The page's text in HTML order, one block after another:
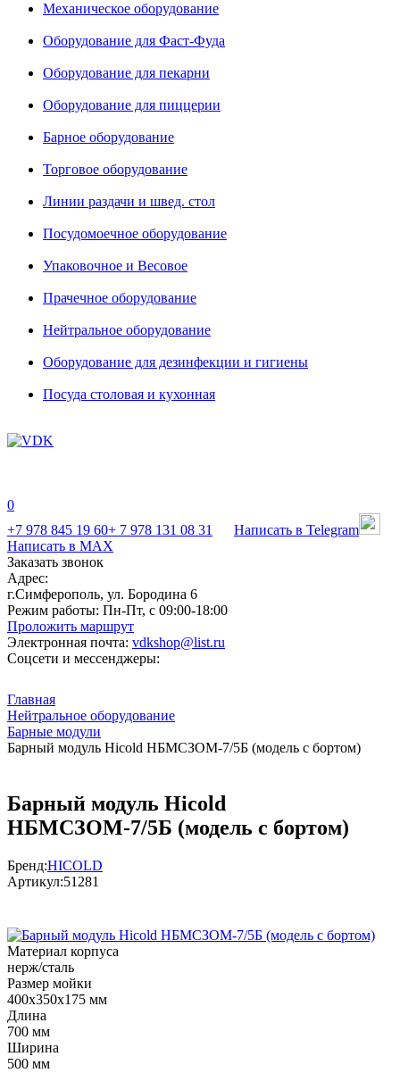
Механическое оборудование
Оборудование для Фаст-Фуда
Оборудование для пекарни
Оборудование для пиццерии
Барное оборудование
Торговое оборудование
Линии раздачи и швед. стол
Посудомоечное оборудование
Упаковочное и Весовое
Прачечное оборудование
Нейтральное оборудование
Оборудование для дезинфекции и гигиены
Посуда столовая и кухонная
0
+7 978 845 19 60+ 7 978 131 08 31
Написать в Telegram
Написать в MAX
Заказать звонок
Адрес:
г.Симферополь, ул. Бородина 6
Режим работы: Пн-Пт, с 09:00-18:00
Проложить маршрут
Электронная почта: vdkshop@list.ru
Соцсети и мессенджеры:
Главная
Нейтральное оборудование
Барные модули
Барный модуль Hicold НБМСЗОМ-7/5Б (модель с бортом)
Барный модуль Hicold
НБМСЗОМ-7/5Б (модель с бортом)
Бренд:HICOLD
Артикул:51281
Материал корпуса
нерж/сталь
Размер мойки
400х350х175 мм
Длина
700 мм
Ширина
500 мм